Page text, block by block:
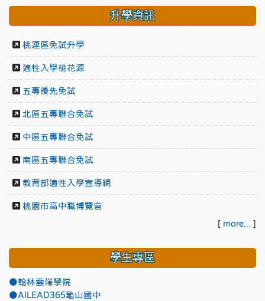
升學資訊
桃連區免試升學
適性入學桃花源
五專優先免試
北區五專聯合免試
中區五專聯合免試
南區五專聯合免試
教育部適性入學宣導網
桃園市高中職博覽會
[ more... ]
學生專區
●翰林雲端學院
●AILEAD365龜山國中